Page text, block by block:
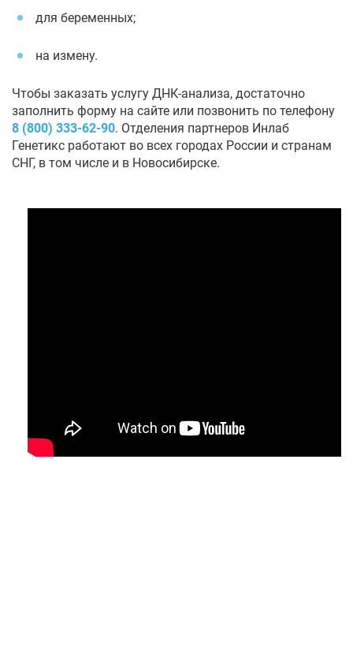
для беременных;
на измену.
Чтобы заказать услугу ДНК-анализа, достаточно
заполнить форму на сайте или позвонить по телефону
8 (800) 333-62-90. Отделения партнеров Инлаб
Генетикс работают во всех городах России и странам
СНГ, в том числе и в Новосибирске.